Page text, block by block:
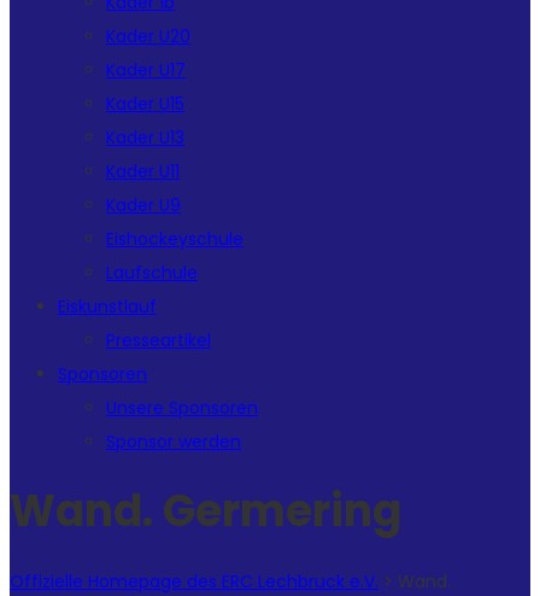
Kader U20
Kader U17
Kader U15
Kader U13
Kader U11
Kader U9
Eishockeyschule
Laufschule
Eiskunstlauf
Presseartikel
Sponsoren
Unsere Sponsoren
Sponsor werden
Wand. Germering
Offizielle Homepage des ERC Lechbruck e.V. > Wand.